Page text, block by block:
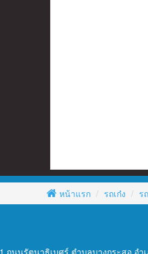
หน้าแรก รถเก๋ง ร
ถนนรัตนาธิเบศร์ ตำบลบางกระสอ อ